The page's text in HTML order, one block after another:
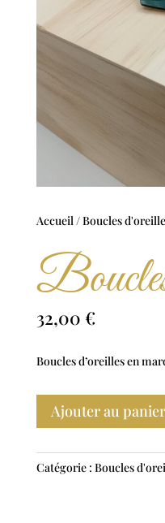
Accueil/Boucles
32,00 €
Boucles d’oreilles en
Ajouter au panier
Catégorie : Boucles